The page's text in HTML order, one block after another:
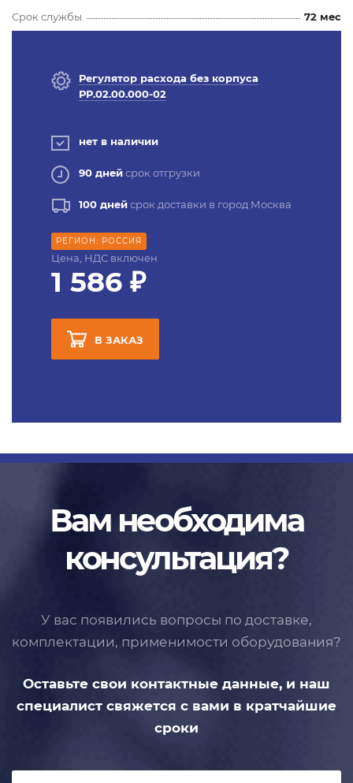
Срок службы
72 мес
Регулятор расхода без корпуса
РР.02.00.000-02
нет в наличии
90 днейсрок отгрузки
100 днейсрок доставки в город Москва
РЕГИОН: РОССИЯ
Цена, НДС включен
1 586 ₽
В ЗАКАЗ
Вам необходима
консультация?
У вас появились вопросы по доставке,
комплектации, применимости оборудования?
Оставьте свои контактные данные, и наш
специалист свяжется с вами в кратчайшие
сроки